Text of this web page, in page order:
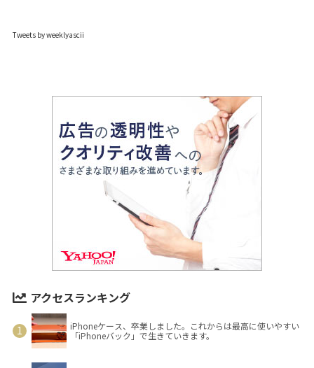
Tweets by weeklyascii
アクセスランキング
iPhoneケース、卒業しました。これからは最高に使いやすい
「iPhoneバック」で生きていきます。